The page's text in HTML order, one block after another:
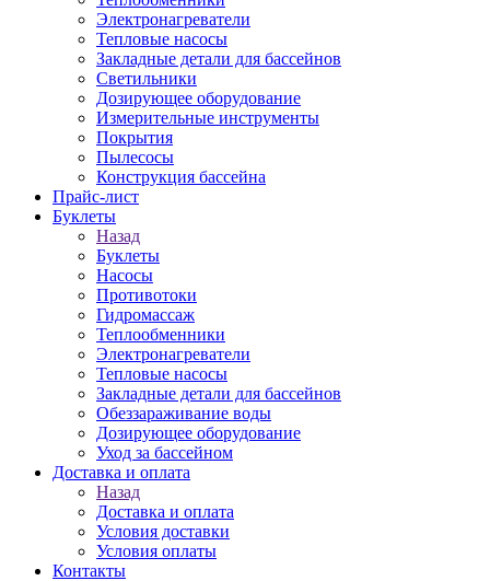
Электронагреватели
Тепловые насосы
Закладные детали для бассейнов
Светильники
Дозирующее оборудование
Измерительные инструменты
Покрытия
Пылесосы
Конструкция бассейна
Прайс-лист
Буклеты
Назад
Буклеты
Насосы
Противотоки
Гидромассаж
Теплообменники
Электронагреватели
Тепловые насосы
Закладные детали для бассейнов
Обеззараживание воды
Дозирующее оборудование
Уход за бассейном
Доставка и оплата
Назад
Доставка и оплата
Условия доставки
Условия оплаты
Контакты